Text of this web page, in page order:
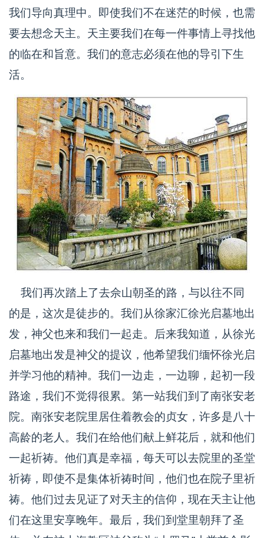
我们导向真理中。即使我们不在迷茫的时候，也需
要去想念天主。天主要我们在每一件事情上寻找他
的临在和旨意。我们的意志必须在他的导引下生
活。
我们再次踏上了去佘山朝圣的路，与以往不同
的是，这次是徒步的。我们从徐家汇徐光启墓地出
发，神父也来和我们一起走。后来我知道，从徐光
启墓地出发是神父的提议，他希望我们缅怀徐光启
并学习他的精神。我们一边走，一边聊，起初一段
路途，我们不觉得很累。第一站我们到了南张安老
院。南张安老院里居住着教会的贞女，许多是八十
高龄的老人。我们在给他们献上鲜花后，就和他们
一起祈祷。他们真是幸福，每天可以去院里的圣堂
祈祷，即使不是集体祈祷时间，他们也在院子里祈
祷。他们过去见证了对天主的信仰，现在天主让他
们在这里安享晚年。最后，我们到堂里朝拜了圣